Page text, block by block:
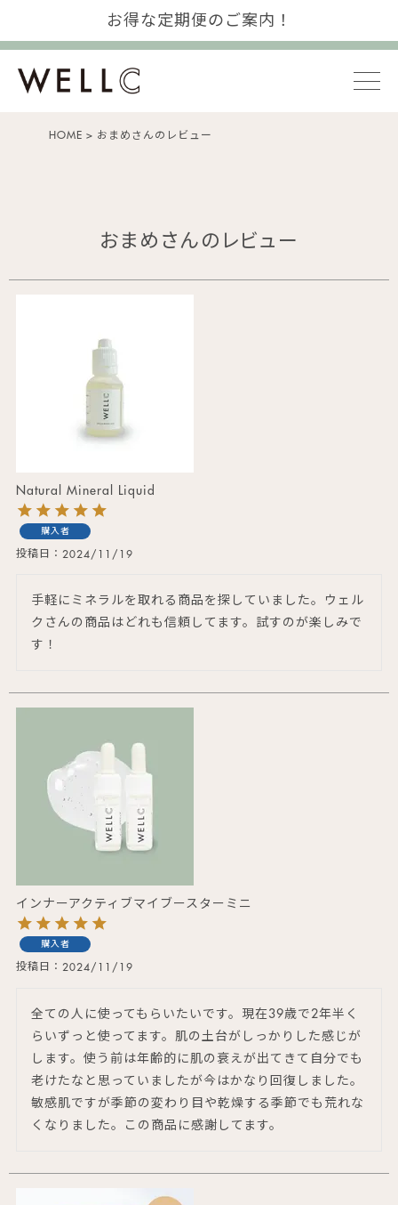
お得な定期便のご案内！
HOME おまめさんのレビュー
おまめさんのレビュー
Natural Mineral Liquid
購入者
投稿日 2024/11/19
手軽にミネラルを取れる商品を探していました。ウェル
クさんの商品はどれも信頼してます。試すのが楽しみで
す！
インナーアクティブマイブースターミニ
購入者
投稿日 2024/11/19
全ての人に使ってもらいたいです。現在39歳で2年半く
らいずっと使ってます。肌の土台がしっかりした感じが
します。使う前は年齢的に肌の衰えが出てきて自分でも
老けたなと思っていましたが今はかなり回復しました。
敏感肌ですが季節の変わり目や乾燥する季節でも荒れな
くなりました。この商品に感謝してます。